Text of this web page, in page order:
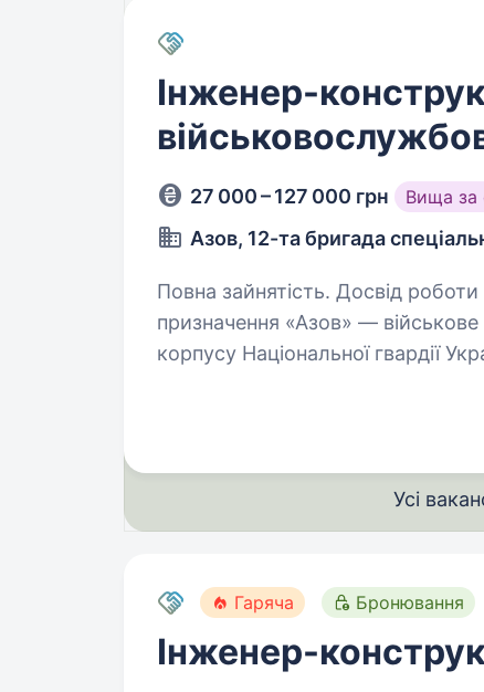
Інженер-
27 000 – 127 000 грн Вища за
Азов, 12-та бригада
Повна зайнятість. Досвід роботи від 1 року. 12-та
призначення «Азов» —
корпусу Національної гвардії
Усі
Гаряча Бронювання
Інженер-